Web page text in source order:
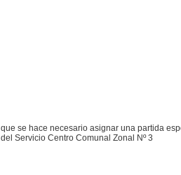
que se hace necesario asignar una partida
del Servicio Centro Comunal Zonal Nº 3